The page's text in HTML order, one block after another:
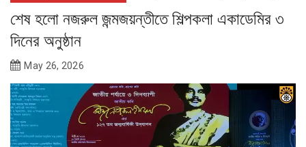
শেষ হলো নজরুল জন্মজয়ন্তীতে শিল্পকলা একাডেমির ৩
দিনের অনুষ্ঠান
May 26, 2026